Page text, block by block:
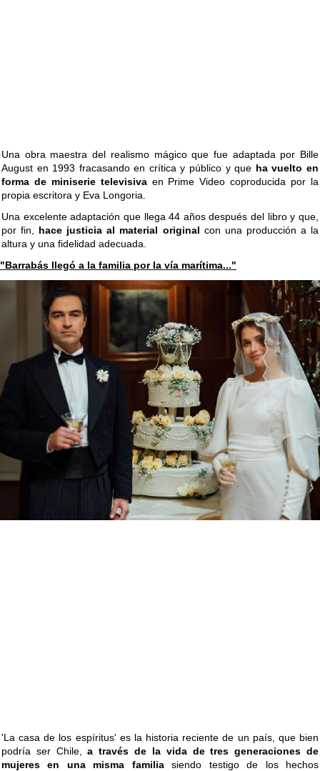
Una obra maestra del realismo mágico que fue adaptada por Bille
August en 1993 fracasando en crítica y público y que ha vuelto en
forma de miniserie televisivaen Prime Video coproducida por la
propia escritora y Eva Longoria.
Una excelente adaptación que llega 44 años después del libro y que,
por fin, hace justicia al material original con una producción a la
altura y una fidelidad adecuada.
"Barrabás llegó a la familia por la vía marítima..."
'La casa de los espíritus' es la historia reciente de un país, que bien
podría ser Chile,a través de la vida de tres generaciones de
mujeres en una misma familiasiendo testigo de los hechos